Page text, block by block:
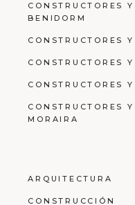
CONSTRUCTORES
BENIDORM
CONSTRUCTORES
CONSTRUCTORES
CONSTRUCTORES
CONSTRUCTORES
MORAIRA
ARQUITECTURA
CONSTRUCCIÓN